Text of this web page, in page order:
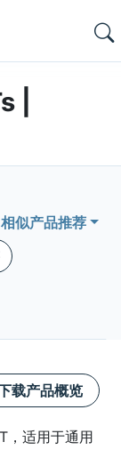
|
相似产品推荐
载产品概览
，适用于通用